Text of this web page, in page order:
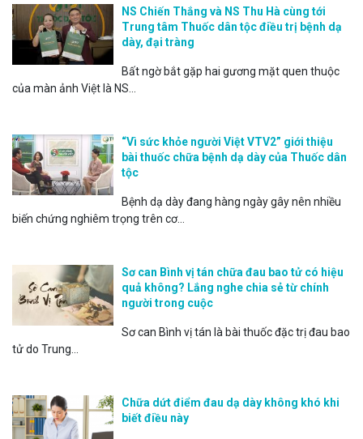
NS Chiến Thắng và NS Thu Hà cùng tới
Trung tâm Thuốc dân tộc điều trị bệnh dạ
dày, đại tràng
Bất ngờ bắt gặp hai gương mặt quen thuộc
của màn ảnh Việt là NS...
“Vì sức khỏe người Việt VTV2” giới thiệu
bài thuốc chữa bệnh dạ dày của Thuốc dân
tộc
Bệnh dạ dày đang hàng ngày gây nên nhiều
biến chứng nghiêm trọng trên cơ...
Sơ can Bình vị tán chữa đau bao tử có hiệu
quả không? Lắng nghe chia sẻ từ chính
người trong cuộc
Sơ can Bình vị tán là bài thuốc đặc trị đau bao
tử do Trung...
Chữa dứt điểm đau dạ dày không khó khi
biết điều này